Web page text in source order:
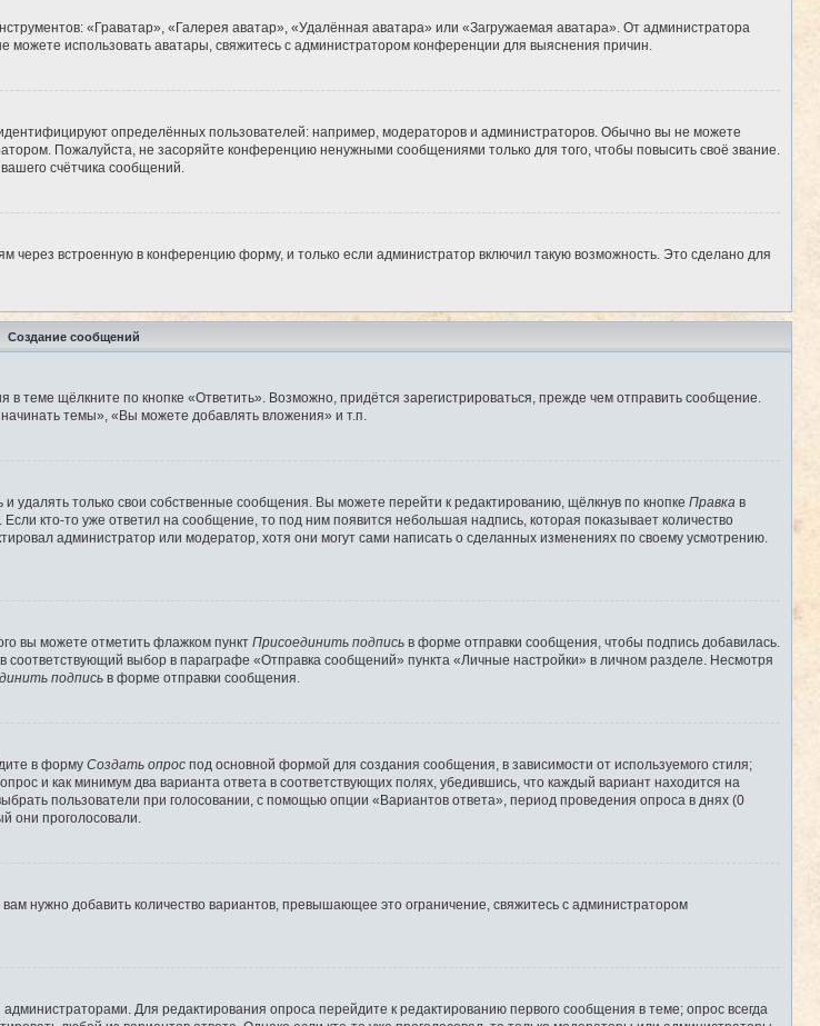
«Граватар», «Галерея аватар», «Удалённая аватара» или «Загружаемая аватара». От администратора
можете использовать аватары, свяжитесь с администратором конференции для выяснения причин.
определённых пользователей: например, модераторов и администраторов. Обычно вы не можете
Пожалуйста, не засоряйте конференцию ненужными сообщениями только для того, чтобы повысить своё звание.
счётчика сообщений.
через встроенную в конференцию форму, и только если администратор включил такую возможность. Это сделано для
Создание сообщений
щёлкните по кнопке «Ответить». Возможно, придётся зарегистрироваться, прежде чем отправить сообщение.
темы», «Вы можете добавлять вложения» и т.п.
только свои собственные сообщения. Вы можете перейти к редактированию, щёлкнув по кнопке Правка в
кто-то уже ответил на сообщение, то под ним появится небольшая надпись, которая показывает количество
администратор или модератор, хотя они могут сами написать о сделанных изменениях по своему усмотрению.
вы можете отметить флажком пункт Присоединить подпись в форме отправки сообщения, чтобы подпись добавилась.
выбор в параграфе «Отправка сообщений» пункта «Личные настройки» в личном разделе. Несмотря
подпись в форме отправки сообщения.
в форму Создать опрос под основной формой для создания сообщения, в зависимости от используемого стиля;
и как минимум два варианта ответа в соответствующих полях, убедившись, что каждый вариант находится на
пользователи при голосовании, с помощью опции «Вариантов ответа», период проведения опроса в днях (0
они проголосовали.
нужно добавить количество вариантов, превышающее это ограничение, свяжитесь с администратором
Для редактирования опроса перейдите к редактированию первого сообщения в теме; опрос всегда